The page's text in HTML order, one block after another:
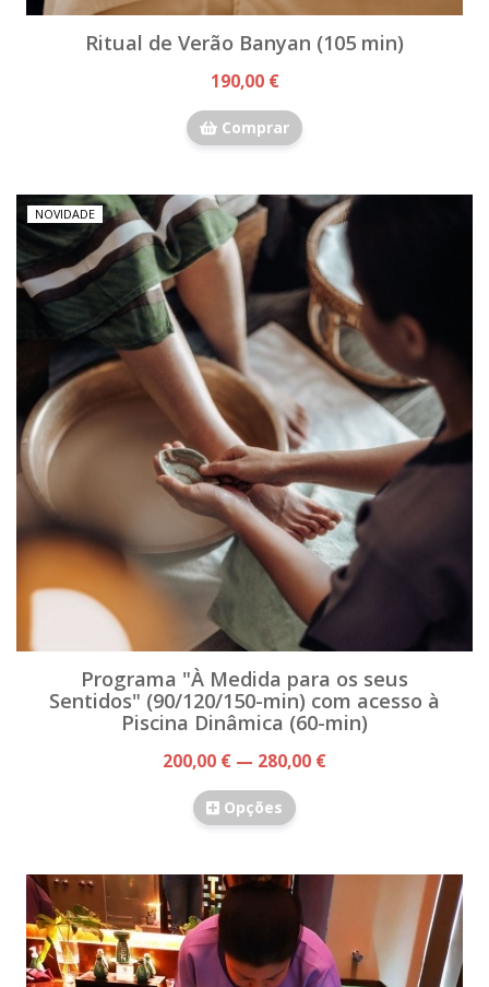
Ritual de Verão Banyan (105 min)
190,00 €
Comprar
NOVIDADE
Programa "À Medida para os seus
Sentidos" (90/120/150-min) com acesso à
Piscina Dinâmica (60-min)
200,00 € — 280,00 €
Opções